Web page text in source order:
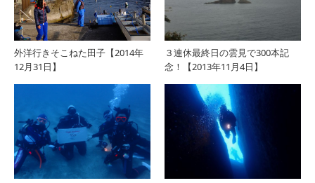
外洋行きそこねた田子【2014年
12月31日】
３連休最終日の雲見で300本記
念！【2013年11月4日】